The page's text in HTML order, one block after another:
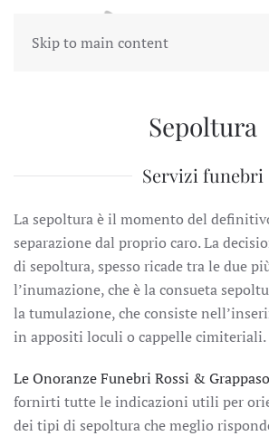
Skip to main content
Sepoltura
Servizi funebri
La sepoltura è il momento del
separazione dal proprio caro. La
di sepoltura, spesso ricade tra le due
l’inumazione, che è la consueta
la tumulazione, che consiste
in appositi loculi o cappelle cimiteriali.
Le Onoranze Funebri Rossi &
fornirti tutte le indicazioni utili per
dei tipi di sepoltura che meglio